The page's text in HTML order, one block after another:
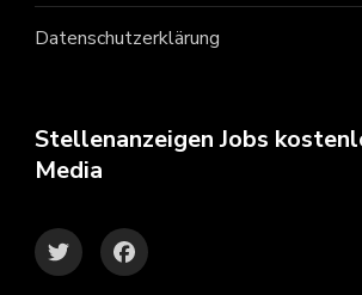
Datenschutzerklärung
Stellenanzeigen Jobs
Media